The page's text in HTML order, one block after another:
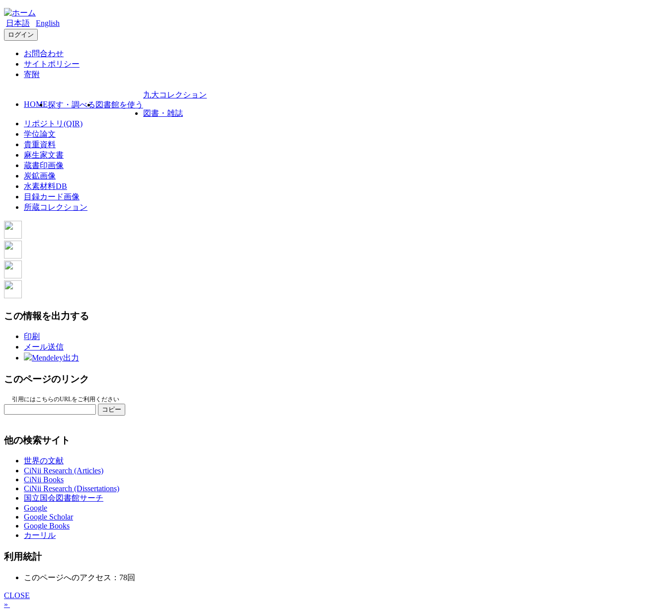
日本語 English
ログイン
お問合わせ
サイトポリシー
寄附
HOME探す・調べる 図書館を使う
九大コレクション
図書・雑誌
リポジトリ(QIR)
学位論文
貴重資料
麻生家文書
蔵書印画像
炭鉱画像
水素材料DB
目録カード画像
所蔵コレクション
この情報を出力する
印刷
メール送信
Mendeley出力
このページのリンク
引用にはこちらのURLをご利用ください
コピー
他の検索サイト
世界の文献
CiNii Research (Articles)
CiNii Books
CiNii Research (Dissertations)
国立国会図書館サーチ
Google
Google Scholar
Google Books
カーリル
利用統計
このページへのアクセス：78回
CLOSE
»